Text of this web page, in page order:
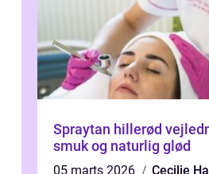
Spraytan hillerød vejledning til en
smuk og naturlig glød
05 marts 2026
Cecilie